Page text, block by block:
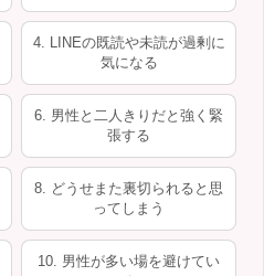
4. LINEの既読や未読が過剰に
気になる
6. 男性と二人きりだと強く緊
張する
8. どうせまた裏切られると思
ってしまう
10. 男性が多い場を避けてい